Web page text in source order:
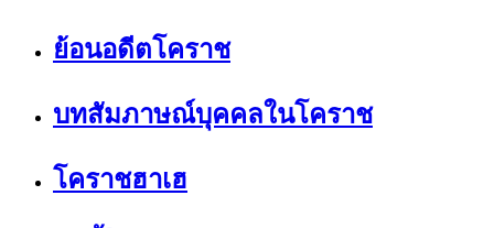
ย้อนอดีตโคราช
บทสัมภาษณ์บุคคลในโคราช
โคราชฮาเฮ